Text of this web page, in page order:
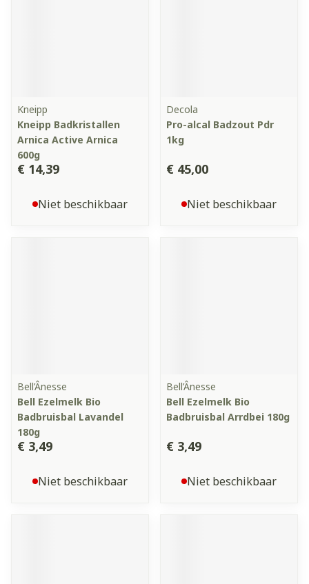
Kneipp
Kneipp Badkristallen
Arnica Active Arnica
600g
€ 14,39
Niet beschikbaar
Decola
Pro-alcal Badzout Pdr
1kg
€ 45,00
Niet beschikbaar
Bell’Ânesse
Bell Ezelmelk Bio
Badbruisbal Lavandel
180g
€ 3,49
Niet beschikbaar
Bell’Ânesse
Bell Ezelmelk Bio
Badbruisbal Arrdbei 180g
€ 3,49
Niet beschikbaar